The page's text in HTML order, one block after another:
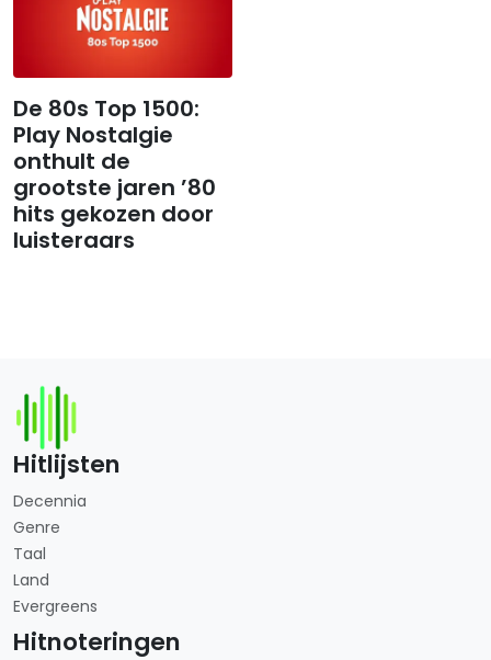
De 80s Top 1500:
Play Nostalgie
onthult de
grootste jaren ’80
hits gekozen door
luisteraars
Hitlijsten
Decennia
Genre
Taal
Land
Evergreens
Hitnoteringen